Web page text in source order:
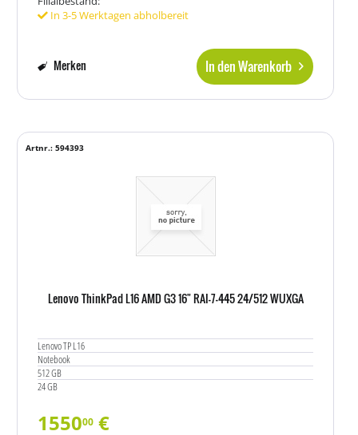
In 3-5 Werktagen abholbereit
In den Warenkorb
Merken
Lenovo ThinkPad L16 AMD G3 16" RAI-7-445 24/512 WUXGA
Lenovo TP L16
Notebook
512 GB
24 GB
Artnr.: 594393
155000 €